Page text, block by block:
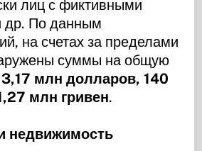
лиц с фиктивными
др. По данным
на счетах за пределами
суммы на общую
3,17 млн долларов, 140
млн гривен.
недвижимость